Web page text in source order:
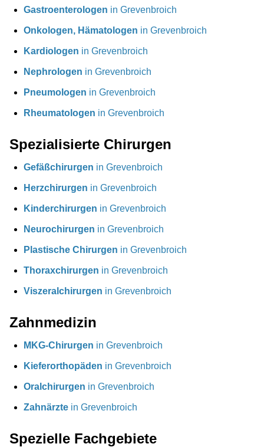
Gastroenterologen in Grevenbroich
Onkologen, Hämatologen in Grevenbroich
Kardiologen in Grevenbroich
Nephrologen in Grevenbroich
Pneumologen in Grevenbroich
Rheumatologen in Grevenbroich
Spezialisierte Chirurgen
Gefäßchirurgen in Grevenbroich
Herzchirurgen in Grevenbroich
Kinderchirurgen in Grevenbroich
Neurochirurgen in Grevenbroich
Plastische Chirurgen in Grevenbroich
Thoraxchirurgen in Grevenbroich
Viszeralchirurgen in Grevenbroich
Zahnmedizin
MKG-Chirurgen in Grevenbroich
Kieferorthopäden in Grevenbroich
Oralchirurgen in Grevenbroich
Zahnärzte in Grevenbroich
Spezielle Fachgebiete